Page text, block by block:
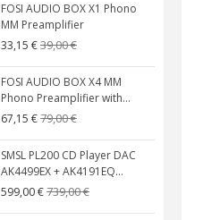
FOSI AUDIO BOX X1 Phono
MM Preamplifier
33,15 €39,00 €
FOSI AUDIO BOX X4 MM
Phono Preamplifier with...
67,15 €79,00 €
SMSL PL200 CD Player DAC
AK4499EX + AK4191EQ...
599,00 €739,00 €